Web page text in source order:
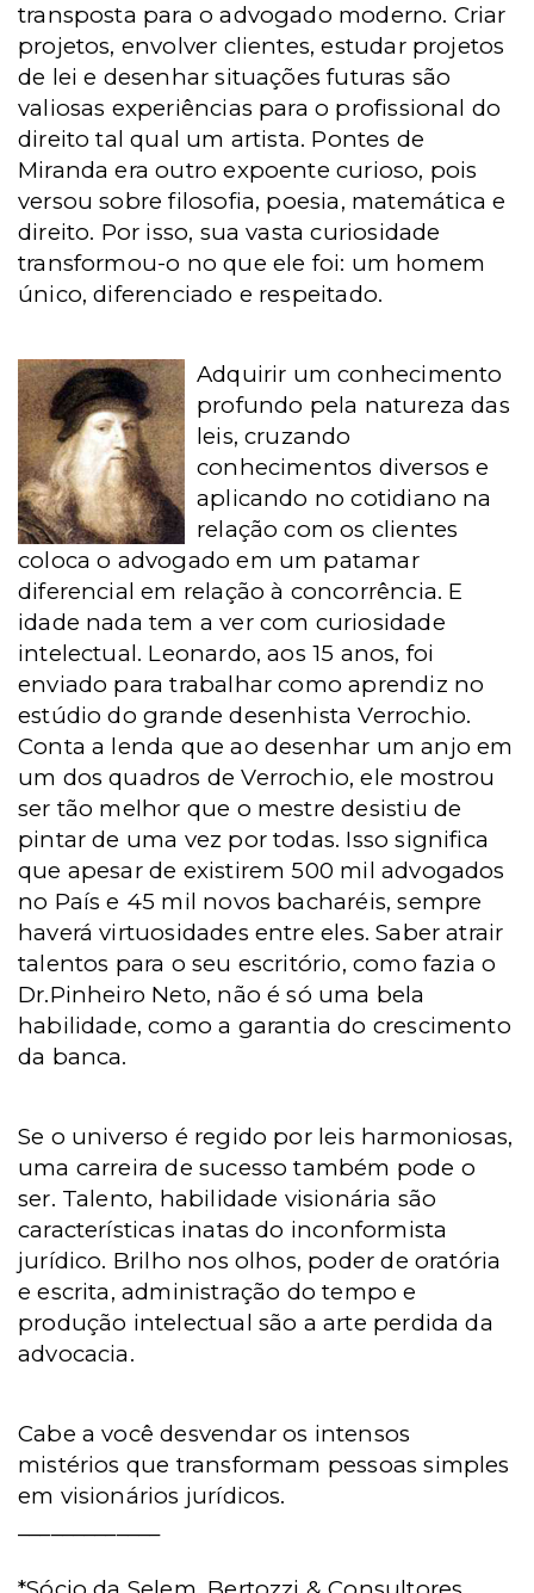
transposta para o advogado moderno. Criar
projetos, envolver clientes, estudar projetos
de lei e desenhar situações futuras são
valiosas experiências para o profissional do
direito tal qual um artista. Pontes de
Miranda era outro expoente curioso, pois
versou sobre filosofia, poesia, matemática e
direito. Por isso, sua vasta curiosidade
transformou-o no que ele foi: um homem
único, diferenciado e respeitado.
Adquirir um conhecimento
profundo pela natureza das
leis, cruzando
conhecimentos diversos e
aplicando no cotidiano na
relação com os clientes
coloca o advogado em um patamar
diferencial em relação à concorrência. E
idade nada tem a ver com curiosidade
intelectual. Leonardo, aos 15 anos, foi
enviado para trabalhar como aprendiz no
estúdio do grande desenhista Verrochio.
Conta a lenda que ao desenhar um anjo em
um dos quadros de Verrochio, ele mostrou
ser tão melhor que o mestre desistiu de
pintar de uma vez por todas. Isso significa
que apesar de existirem 500 mil advogados
no País e 45 mil novos bacharéis, sempre
haverá virtuosidades entre eles. Saber atrair
talentos para o seu escritório, como fazia o
Dr.Pinheiro Neto, não é só uma bela
habilidade, como a garantia do crescimento
da banca.
Se o universo é regido por leis harmoniosas,
uma carreira de sucesso também pode o
ser. Talento, habilidade visionária são
características inatas do inconformista
jurídico. Brilho nos olhos, poder de oratória
e escrita, administração do tempo e
produção intelectual são a arte perdida da
advocacia.
Cabe a você desvendar os intensos
mistérios que transformam pessoas simples
em visionários jurídicos.